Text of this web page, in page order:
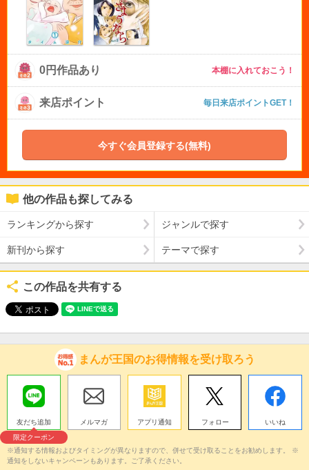
0円作品あり 本棚に入れておこう！
来店ポイント 毎日来店ポイントGET！
今すぐ会員登録する(無料)
他の作品も探してみる
ランキングから探す ジャンルで探す
新刊から探す テーマで探す
この作品を共有する
まんが王国のお得情報を受け取ろう
友だち追加
限定クーポン
メルマガ アプリ通知 フォロー いいね
※通知する情報およびタイミングが異なりますので、併せて受け取ることをお勧めします。 ※
通知をしないキャンペーンもあります。ご了承ください。